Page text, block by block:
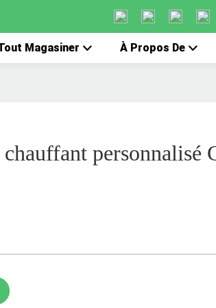
Magasiner À Propos De
chauffant personnalisé